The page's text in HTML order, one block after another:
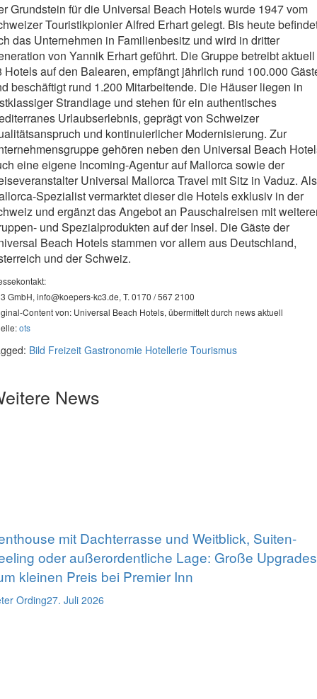
Grundstein für die Universal Beach Hotels wurde 1947 vom
Touristikpionier Alfred Erhart gelegt. Bis heute
das Unternehmen in Familienbesitz und wird in dritter
von Yannik Erhart geführt. Die Gruppe betreibt aktuell
Hotels auf den Balearen, empfängt jährlich rund 100.000
beschäftigt rund 1.200 Mitarbeitende. Die Häuser liegen in
Strandlage und stehen für ein authentisches
Urlaubserlebnis, geprägt von Schweizer
und kontinuierlicher Modernisierung. Zur
gehören neben den Universal Beach
eine eigene Incoming-Agentur auf Mallorca sowie der
Universal Mallorca Travel mit Sitz in Vaduz. Als
Spezialist vermarktet dieser die Hotels exklusiv in der
und ergänzt das Angebot an Pauschalreisen mit
und Spezialprodukten auf der Insel. Die Gäste der
Beach Hotels stammen vor allem aus Deutschland,
und der Schweiz.
GmbH, info@koepers-kc3.de, T. 0170 / 567 2100
Content von: Universal Beach Hotels, übermittelt durch news aktuell
ots
Bild Freizeit Gastronomie Hotellerie Tourismus
News
mit Dachterrasse und Weitblick, Suiten-
oder außerordentliche Lage: Große Upgrades
kleinen Preis bei Premier Inn
Ording27. Juli 2026